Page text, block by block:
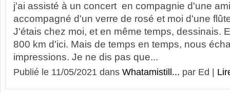
j'ai assisté à un concert en compagnie d'une
accompagné d'un verre de rosé et moi d'une
J'étais chez moi, et en même temps, dessinais.
800 km d'ici. Mais de temps en temps, nous
impressions. Je ne dis pas que...
Publié le 11/05/2021 dans Whatamistill... par Ed |